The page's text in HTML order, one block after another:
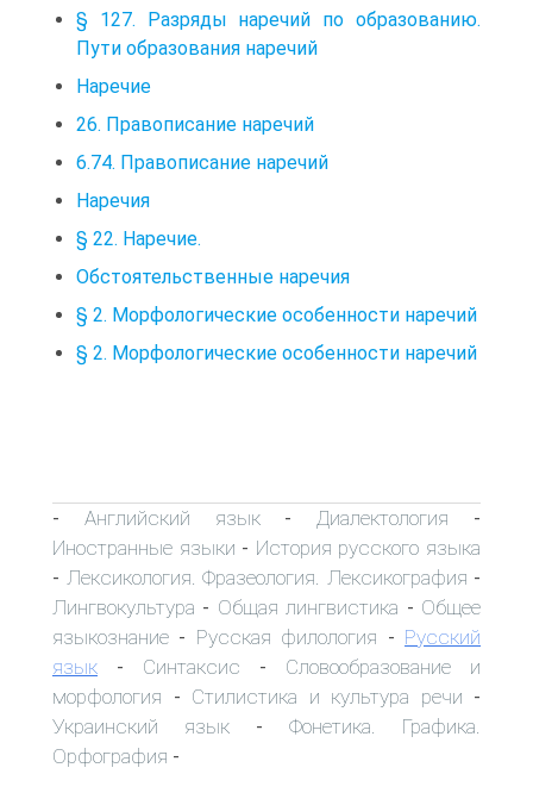
§ 127. Разряды наречий по образованию.
Пути образования наречий
Наречие
26. Правописание наречий
6.74. Правописание наречий
Наречия
§ 22. Наречие.
Обстоятельственные наречия
§ 2. Морфологические особенности наречий
§ 2. Морфологические особенности наречий
- Английский язык- Диалектология -
Иностранные языки - История русского языка
- Лексикология. Фразеология. Лексикография -
Лингвокультура - Общая лингвистика - Общее
языкознание - Русская филология - Русский
язык - Синтаксис - Словообразование и
морфология - Стилистика и культура речи -
Украинский язык - Фонетика. Графика.
Орфография -